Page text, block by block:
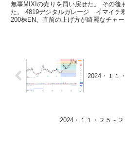
無事MIXIの売りを買い戻せた。 その後
た。 4819デジタルガレージ イマイチ
200株EN。直前の上げ方が綺麗なチャ
2024・１１
2024・１１・２５～２